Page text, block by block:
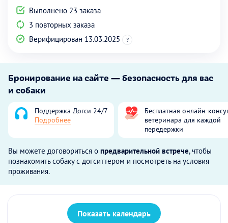
Выполнено 23 заказа
3 повторных заказа
Верифицирован 13.03.2025
?
Бронирование на сайте — безопасность для вас
и собаки
Поддержка Догси 24/7
Подробнее
Бесплатная онлайн-
ветеринара для каждой
передержки
Вы можете договориться о предварительной встрече, чтобы
познакомить собаку с догситтером и посмотреть на условия
проживания.
Показать календарь